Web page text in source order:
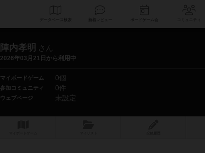
データベース
陣内孝明 さん
2026年03月21日から利用中
マイボードゲーム 0個
参加コミュニティ 0件
ウェブページ 未設定